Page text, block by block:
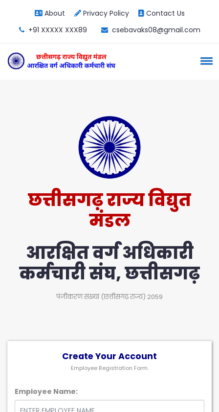
About Privacy Policy
Contact Us
+91 XXXXX XXX89
csebavaks08@gmail.com
छत्तीसगढ़ राज्य विद्युत
मंडल
आरक्षित वर्ग अधिकारी
कर्मचारी संघ, छत्तीसगढ़
पंजीकरण संख्या (छत्तीसगढ़ राज्य) 2059
Create Your Account
Employee Registration Form.
Employee Name: